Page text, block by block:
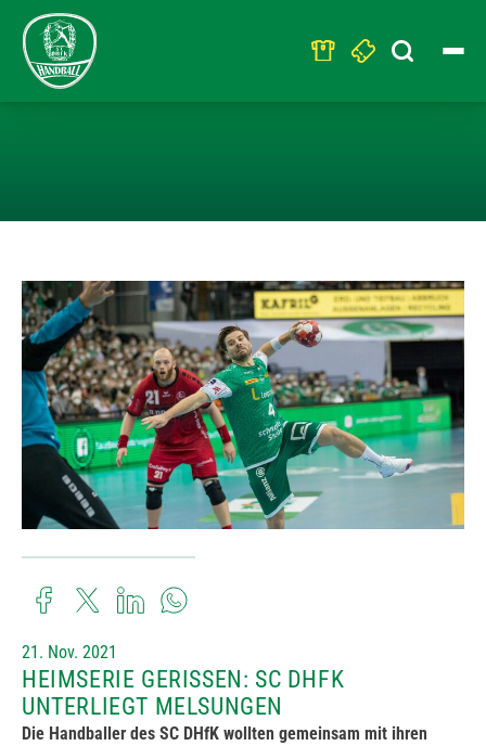
Search
for:
21. Nov. 2021
HEIMSERIE GERISSEN: SC DHFK
UNTERLIEGT MELSUNGEN
Die Handballer des SC DHfK wollten gemeinsam mit ihren